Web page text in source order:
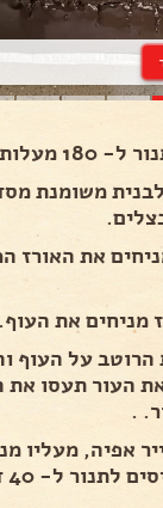
מעלות.
משומנת
את האורז
מניחים את
הרוטב על העוף
העור תעסו את
.
אפיה, מעליו
לתנור ל- 40 דק'.